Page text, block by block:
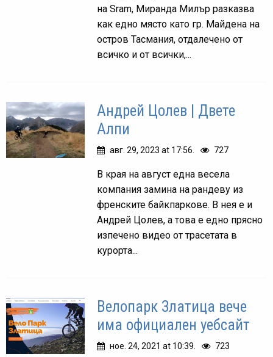
на Sram, Миранда Милър разказва
как едно място като гр. Майдена на
остров Тасмания, отдалечено от
всичко и от всички,...
Андрей Цолев | Двете
Алпи
авг. 29, 2023 at 17:56. 727
В края на август една весела
компания замина на рандеву из
френските байкпаркове. В нея е и
Андрей Цолев, а това е едно прясно
изпечено видео от трасетата в
курорта...
Велопарк Златица вече
има официален уебсайт
ное. 24, 2021 at 10:39. 723